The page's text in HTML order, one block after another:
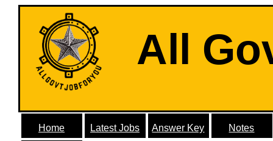
All
Home Latest Jobs Answer Key Notes